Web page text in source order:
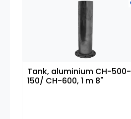
Tank, aluminium CH-500-
150/ CH-600, 1 m 8"